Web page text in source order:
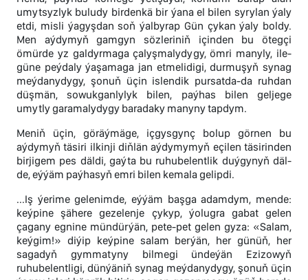
umytsyzlyk buludy birdenkä bir ýana el bilen syrylan ýaly
etdi, misli ýagyşdan soň ýalbyrap Gün çykan ýaly boldy.
Men aýdymyň gamgyn sözleriniň içinden bu ötegçi
ömürde yz galdyrmaga çalyşmalydygy, ömri manyly, ile-
güne peýdaly ýaşamaga jan etmelidigi, durmuşyň synag
meýdanydygy, şonuň üçin islendik pursatda-da ruhdan
düşmän, sowukganlylyk bilen, paýhas bilen geljege
umytly garamalydygy baradaky manyny tapdym.
Meniň üçin, göräýmäge, içgysgynç bolup görnen bu
aýdymyň täsiri ilkinji diňlän aýdymymyň eçilen täsirinden
birjigem pes däldi, gaýta bu ruhubelentlik duýgynyň däl-
de, eýýäm paýhasyň emri bilen kemala gelipdi.
...Iş ýerime gelenimde, eýýäm başga adamdym, mende:
keýpine şähere gezelenje çykyp, ýolugra gabat gelen
çagany egnine mündürýän, pete-pet gelen gyza: «Salam,
keýgim!» diýip keýpine salam berýän, her günüň, her
sagadyň gymmatyny bilmegi ündeýän Ezizowyň
ruhubelentligi, dünýäniň synag meýdanydygy, şonuň üçin